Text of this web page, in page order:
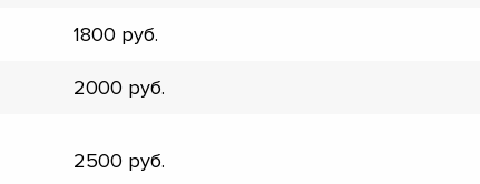
1800
2000
2500